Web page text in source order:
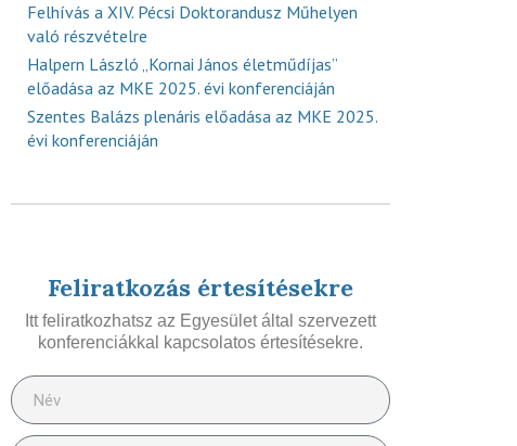
Felhívás a XIV. Pécsi Doktorandusz Műhelyen
való részvételre
Halpern László „Kornai János életműdíjas”
előadása az MKE 2025. évi konferenciáján
Szentes Balázs plenáris előadása az MKE 2025.
évi konferenciáján
Feliratkozás értesítésekre
Itt feliratkozhatsz az Egyesület által szervezett
konferenciákkal kapcsolatos értesítésekre.